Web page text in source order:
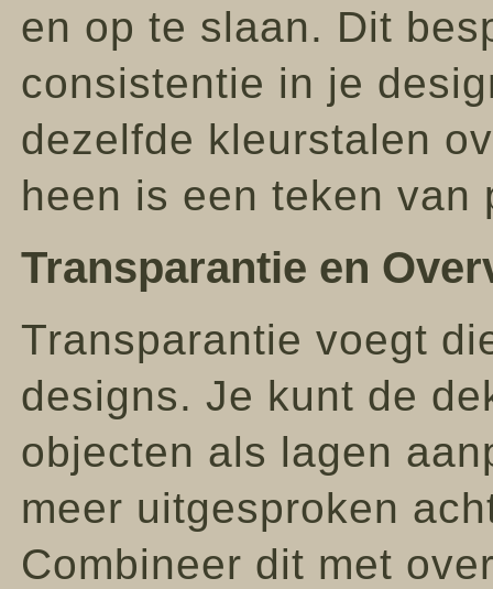
en op te slaan. Dit
consistentie in je
dezelfde kleurstalen
heen is een teken van
Transparantie en
Transparantie voegt
designs. Je kunt de
objecten als lagen
meer uitgesproken
Combineer dit met